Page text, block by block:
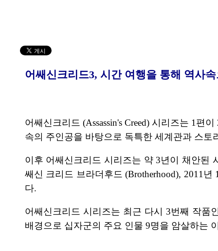
어쌔신크리드3, 시간 여행을 통해 역사
어쌔신크리드 (Assassin's Creed) 시리즈는 1
속의 주인공을 바탕으로 독특한 세계관과 스토
이후 어쌔신크리드 시리즈는 약 3년이 채안된
쌔신 크리드 브라더후드 (Brotherhood), 2011
다.
어쌔신크리드 시리즈는 최근 다시 3번째 작품
배경으로 십자군의 주요 인물 9명을 암살하는